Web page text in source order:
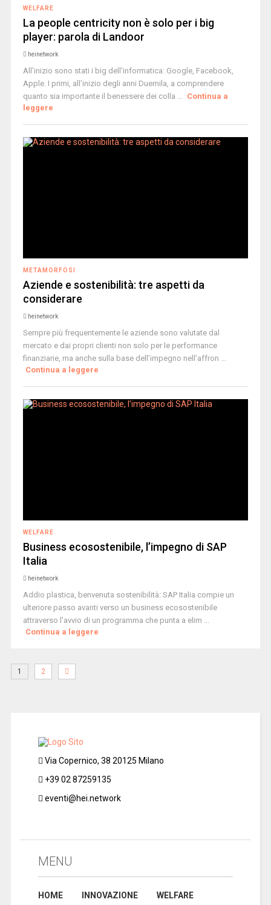
WELFARE
La people centricity non è solo per i big
player: parola di Landoor
heinetwork
All’inizio sono stati i big dell’informatica: Google, Facebook,
Apple. I primi, all’inizio degli anni Duemila, a comprendere
quanto sia importante il benessere dei colla ... Continua a
leggere
METAMORFOSI
Aziende e sostenibilità: tre aspetti da
considerare
heinetwork
Sempre più frequentemente le aziende sono valutate dal
mercato e dai propri clienti non solo per le performance
finanziarie, ma anche sulla base dell’impegno nell’affron ...
Continua a leggere
WELFARE
Business ecosostenibile, l’impegno di SAP
Italia
heinetwork
Addio plastica, benvenuta sostenibilità: SAP Italia compie un
ulteriore passo avanti verso un business ecosostenibile
attraverso l'avvio di un programma che punta a elim ...
Continua a leggere
1 2
Via Copernico, 38 20125 Milano
+39 02 87259135
eventi@hei.network
MENU
HOME INNOVAZIONE WELFARE